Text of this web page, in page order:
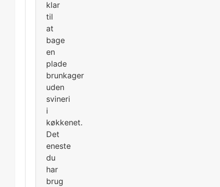
klar
til
at
bage
en
plade
brunkager
uden
svineri
i
køkkenet.
Det
eneste
du
har
brug